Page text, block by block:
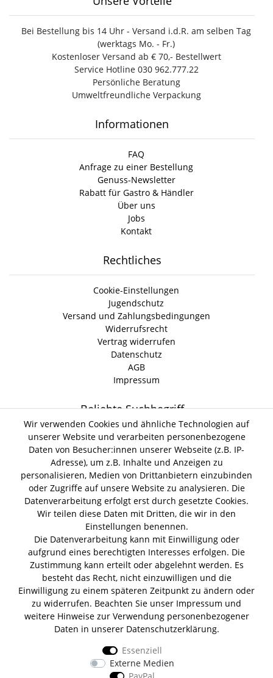
Bei Bestellung bis 14 Uhr - Versand i.d.R. am selben Tag
(werktags Mo. - Fr.)
Kostenloser Versand ab € 70,- Bestellwert
Service Hotline 030 962.777.22
Persönliche Beratung
Umweltfreundliche Verpackung
Informationen
FAQ
Anfrage zu einer Bestellung
Genuss-Newsletter
Rabatt für Gastro & Händler
Über uns
Jobs
Kontakt
Rechtliches
Cookie-Einstellungen
Jugendschutz
Versand und Zahlungsbedingungen
Widerrufsrecht
Vertrag widerrufen
Datenschutz
AGB
Impressum
Beliebte Suchbegriff
Gin Tonic Kokoswasser Lind Lime GinMonkey 47 Gin
Erdnussöl Alpako Gin Isle of Harris GinThomas
Henry Hendrick s Gin Gin Tasting BoxSan Marzano
Tomaten Boar Gin Summer GinAlbaöl Tartufi Pralinen
Fever Tree 1724 TonicFentimans Tonic
Lagerverkauf
Lifestyle & Genuss Abhollager
Wolfenerstr. 32-34
Tor 1 I Haus B I 1. OG
12681 Berlin
Unsere Zahlungsarten
Wir versenden mit
Wir verwenden Cookies und ähnliche Technologien auf
unserer Website und verarbeiten personenbezogene
Daten von Besucher:innen unserer Webseite (z.B. IP-
Adresse), um z.B. Inhalte und Anzeigen zu
personalisieren, Medien von Drittanbietern einzubinden
oder Zugriffe auf unsere Website zu analysieren. Die
Datenverarbeitung erfolgt erst durch gesetzte Cookies.
Wir teilen diese Daten mit Dritten, die wir in den
Einstellungen benennen.
Die Datenverarbeitung kann mit Einwilligung oder
aufgrund eines berechtigten Interesses erfolgen. Die
Zustimmung kann erteilt oder abgelehnt werden. Es
besteht das Recht, nicht einzuwilligen und die
Einwilligung zu einem späteren Zeitpunkt zu ändern oder
zu widerrufen. Beachten Sie unser Impressum und
weitere Hinweise zur Verwendung personenbezogener
Daten in unserer Daten­schutz­erklärung.
Essenziell
Externe Medien